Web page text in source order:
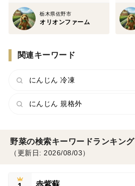
栃木県佐野市
オリオンファーム
関連キーワード
にんじん 冷凍
にんじん 規格外
野菜の検索キーワードランキング
（更新日: 2026/08/03）